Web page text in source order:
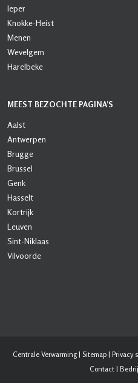
Ieper
Knokke-Heist
Menen
Wevelgem
Harelbeke
MEEST BEZOCHTE PAGINA’S
Aalst
Antwerpen
Brugge
Brussel
Genk
Hasselt
Kortrijk
Leuven
Sint-Niklaas
Vilvoorde
Centrale Verwarming| Sitemap| Privacy
Contact|